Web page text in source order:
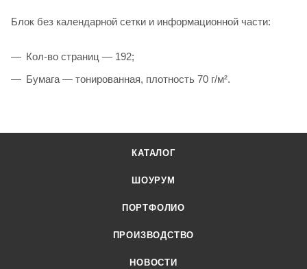
Блок без календарной сетки и информационной части:
Кол-во страниц — 192;
Бумага — тонированная, плотность 70 г/м².
КАТАЛОГ
ШОУРУМ
ПОРТФОЛИО
ПРОИЗВОДСТВО
НОВОСТИ